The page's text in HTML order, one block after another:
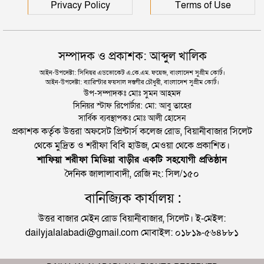
Privacy Policy Terms of Use
সম্পাদক ও প্রকাশক: আব্দুল খালিক
আইন-উপদেষ্টা: সিনিয়র এডভোকেট এ.কে.এম. ফয়েজ, বাংলাদেশ সুপ্রীম কোর্ট।
আইন-উপদেষ্টা: ব্যারিস্টার ফয়সাল দস্তগীর চৌধুরী, বাংলাদেশ সুপ্রীম কোর্ট।
উপ-সম্পাদকঃ মোঃ সুমন আহমদ
সিনিয়র স্টাফ রিপোর্টার: মো: আবু তাহের
সার্বিক ব্যবস্থাপকঃ মোঃ আলী হোসেন
প্রকাশক কর্তৃক উত্তরা অফসেট প্রিন্টার্স কলেজ রোড, বিয়ানীবাজার সিলেট
থেকে মুদ্রিত ও শরীফা বিবি হাউজ, মেওয়া থেকে প্রকাশিত।
শাফিয়া শরীফা মিডিয়া বাড়ীর একটি সহযোগী প্রতিষ্ঠান
দৈনিক জালালাবাদী, রেজি নং: সিল/১৫০
বানিজ্যিক কার্যালয় :
উত্তর বাজার মেইন রোড বিয়ানীবাজার, সিলেট। ই-মেইল:
dailyjalalabadi@gmail.com মোবাইল: ০১৮১৯-৫৬৪৮৮১